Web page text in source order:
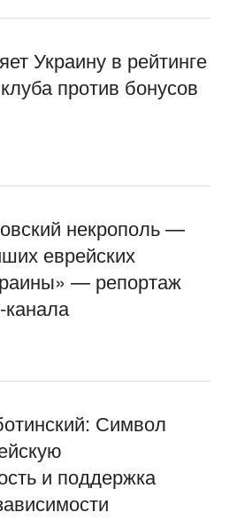
Украину в рейтинге
против бонусов
некрополь —
еврейских
— репортаж
канала
Символ
и поддержка